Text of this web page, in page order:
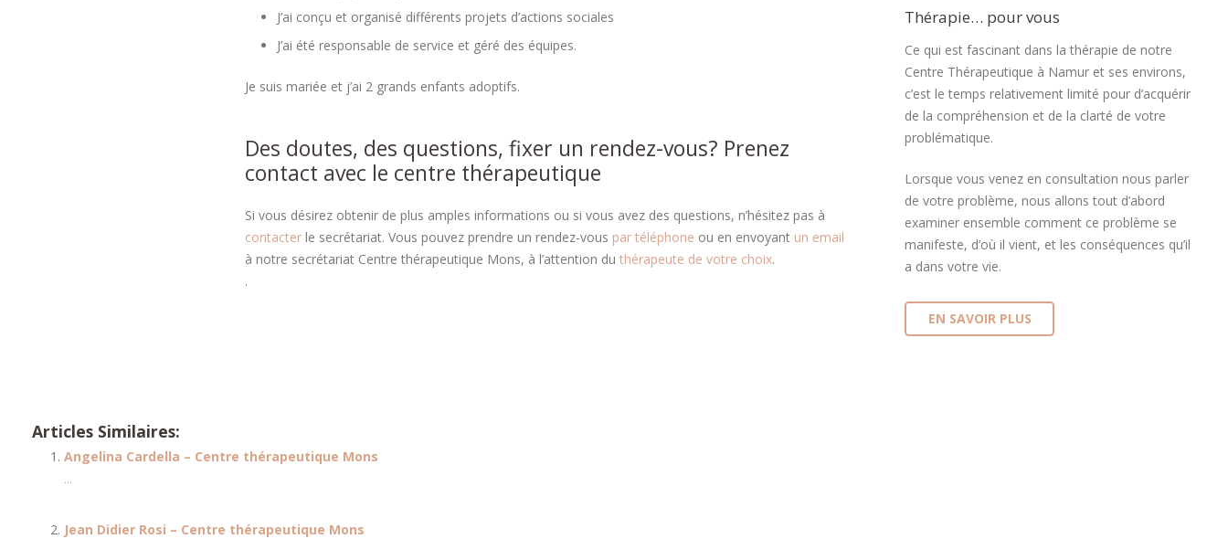
J’ai conçu et organisé différents projets d’actions sociales
J’ai été responsable de service et géré des équipes.
Je suis mariée et j’ai 2 grands enfants adoptifs.
Des doutes, des questions, fixer un rendez-vous? Prenez
contact avec le centre thérapeutique
Si vous désirez obtenir de plus amples informations ou si vous avez des questions, n’hésitez pas à
contacter le secrétariat. Vous pouvez prendre un rendez-vous par téléphone ou en envoyant un email
à notre secrétariat Centre thérapeutique Mons, à l’attention duthérapeute de votre choix.
.
Articles Similaires:
Angelina Cardella – Centre thérapeutique Mons
...
Jean Didier Rosi – Centre thérapeutique Mons
Thérapie… pour vous
Ce qui est fascinant dans la thérapie de notre
Centre Thérapeutique à Namur et ses environs,
c’est le temps relativement limité pour d’acquérir
de la compréhension et de la clarté de votre
problématique.
Lorsque vous venez en consultation nous parler
de votre problème, nous allons tout d’abord
examiner ensemble comment ce problème se
manifeste, d’où il vient, et les conséquences qu’il
a dans votre vie.
EN SAVOIR PLUS